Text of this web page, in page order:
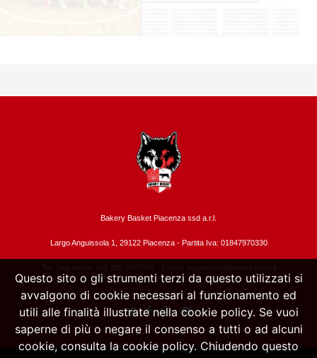
Bakery Basket Piacenza ssd a.r.l.
Largo Anguissola 1, 29122 Piacenza - Partita Iva: 01847970330
Tel. Segreteria: +39 335.7897040 - E-mail: segreteria@bakerysport.it
Questo sito o gli strumenti terzi da questo utilizzati si
avvalgono di cookie necessari al funzionamento ed
utili alle finalità illustrate nella cookie policy. Se vuoi
saperne di più o negare il consenso a tutti o ad alcuni
cookie, consulta la cookie policy. Chiudendo questo